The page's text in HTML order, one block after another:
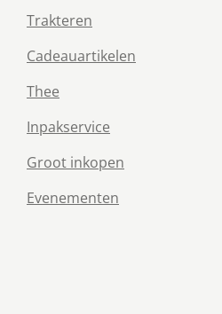
Trakteren
Cadeauartikelen
Thee
Inpakservice
Groot inkopen
Evenementen